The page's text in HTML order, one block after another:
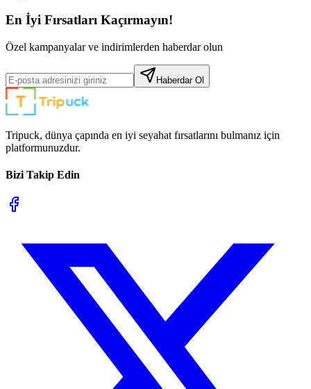
En İyi Fırsatları Kaçırmayın!
Özel kampanyalar ve indirimlerden haberdar olun
Haberdar Ol
Tripuck, dünya çapında en iyi seyahat fırsatlarını bulmanız için
platformunuzdur.
Bizi Takip Edin